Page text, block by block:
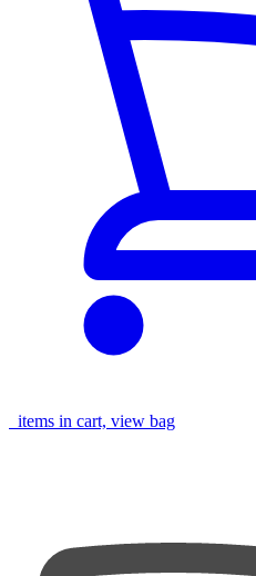
items in cart, view bag